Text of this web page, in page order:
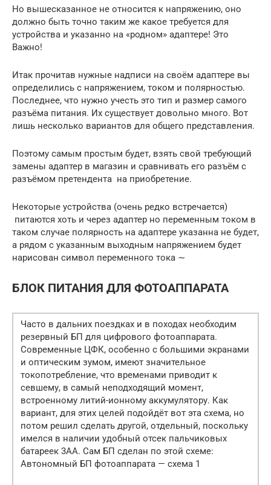
Но вышесказанное не относится к напряжению, оно
должно быть точно таким же какое требуется для
устройства и указанно на «родном» адаптере! Это
Важно!
Итак прочитав нужные надписи на своём адаптере вы
определились с напряжением, током и полярностью.
Последнее, что нужно учесть это тип и размер самого
разъёма питания. Их существует довольно много. Вот
лишь несколько вариантов для общего представления.
Поэтому самым простым будет, взять свой требующий
замены адаптер в магазин и сравнивать его разъём с
разъёмом претендента на приобретение.
Некоторые устройства (очень редко встречается)
питаются хоть и через адаптер но переменным током в
таком случае полярность на адаптере указанна не будет,
а рядом с указанным выходным напряжением будет
нарисован символ переменного тока ∼
БЛОК ПИТАНИЯ ДЛЯ ФОТОАППАРАТА
Часто в дальних поездках и в походах необходим
резервный БП для цифрового фотоаппарата.
Современные ЦФК, особенно с большими экранами
и оптическим зумом, имеют значительное
токопотребление, что временами приводит к
севшему, в самый неподходящий момент,
встроенному литий-ионному аккумулятору. Как
вариант, для этих целей подойдёт вот эта схема, но
потом решил сделать другой, отдельный, поскольку
имелся в наличии удобный отсек пальчиковых
батареек 3АА. Сам БП сделан по этой схеме:
Автономный БП фотоаппарата — схема 1